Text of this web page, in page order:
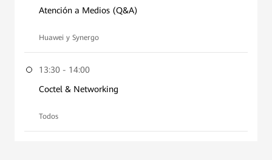
Atención a Medios (Q&A)
Huawei y Synergo
13:30 - 14:00
Coctel & Networking
Todos